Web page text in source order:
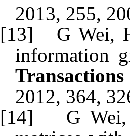
2013, 255,
[13]
G Wei,
information
2012, 364,
[14]
G